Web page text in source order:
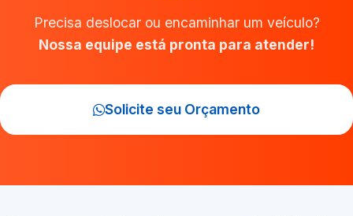
Precisa deslocar ou encaminhar um veículo?
Nossa equipe está pronta para atender!
Solicite seu Orçamento